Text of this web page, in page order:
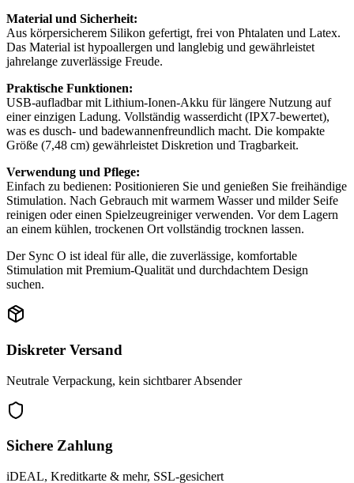
Material und Sicherheit:
Aus körpersicherem Silikon gefertigt, frei von Phtalaten und Latex.
Das Material ist hypoallergen und langlebig und gewährleistet
jahrelange zuverlässige Freude.
Praktische Funktionen:
USB-aufladbar mit Lithium-Ionen-Akku für längere Nutzung auf
einer einzigen Ladung. Vollständig wasserdicht (IPX7-bewertet),
was es dusch- und badewannenfreundlich macht. Die kompakte
Größe (7,48 cm) gewährleistet Diskretion und Tragbarkeit.
Verwendung und Pflege:
Einfach zu bedienen: Positionieren Sie und genießen Sie freihändige
Stimulation. Nach Gebrauch mit warmem Wasser und milder Seife
reinigen oder einen Spielzeugreiniger verwenden. Vor dem Lagern
an einem kühlen, trockenen Ort vollständig trocknen lassen.
Der Sync O ist ideal für alle, die zuverlässige, komfortable
Stimulation mit Premium-Qualität und durchdachtem Design
suchen.
Diskreter Versand
Neutrale Verpackung, kein sichtbarer Absender
Sichere Zahlung
iDEAL, Kreditkarte & mehr, SSL-gesichert